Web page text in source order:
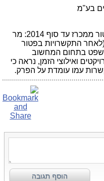
בע"מ
נימוק ההתקשרות לשנה נוספת בפטור ממכרז עד סוף 2014: מר
התקשרויות בפטור
בתחום המחשוב
ואילוצי הזמן, נראה כי
עמו עומדת על הפרק.